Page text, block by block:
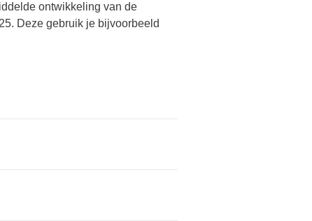
ontwikkeling van de
Deze gebruik je bijvoorbeeld